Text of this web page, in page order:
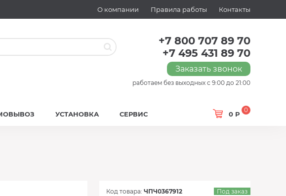
О компании Правила работы Контакты
+7 800 707 89 70
+7 495 431 89 70
Заказать звонок
работаем без выходных с 9:00 до 21:00
0 Р
0
УСТАНОВКА СЕРВИС
Код товара: ЧПЧ0367912 Под заказ